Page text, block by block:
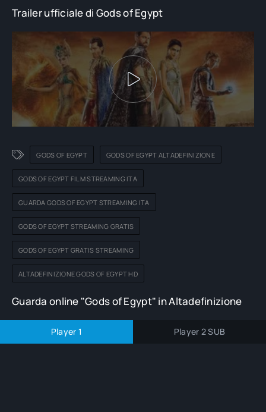
Trailer ufficiale di Gods of Egypt
GODS OF EGYPT GODS OF EGYPT ALTADEFINIZIONE
GODS OF EGYPT FILM STREAMING ITA
GUARDA GODS OF EGYPT STREAMING ITA
GODS OF EGYPT STREAMING GRATIS
GODS OF EGYPT GRATIS STREAMING
ALTADEFINIZIONE GODS OF EGYPT HD
Guarda online "Gods of Egypt" in Altadefinizione
Player 1 Player 2 SUB